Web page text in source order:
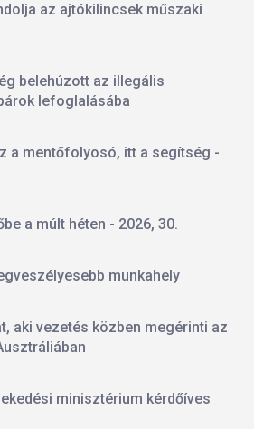
az ajtókilincsek műszaki
belehúzott az illegális
lefoglalásába
a mentőfolyosó, itt a segítség -
a múlt héten - 2026, 30.
munkahely
aki vezetés közben megérinti az
minisztérium kérdőíves